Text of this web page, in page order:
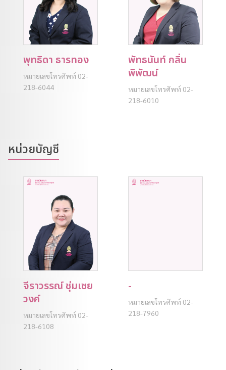
พุทธิดา ธารทอง
หมายเลขโทรศัพท์ 02-
218-6044
พัทธนันท์ กลิ่น
พิพัฒน์
หมายเลขโทรศัพท์ 02-
218-6010
หน่วยบัญชี
จีราวรรณ์ ชุ่มเชย
วงค์
หมายเลขโทรศัพท์ 02-
218-6108
-
หมายเลขโทรศัพท์ 02-
218-7960